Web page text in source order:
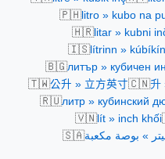
🇵🇭litro » kubo na
🇭🇷litar » kubni
🇮🇸lítrinn »
🇧🇬литър » кубичен
🇹🇼公升 » 立方英寸🇨🇳升
🇷🇺литр » кубинский
🇻🇳lít » inch khối
🇸🇦» بوصة مكعبة